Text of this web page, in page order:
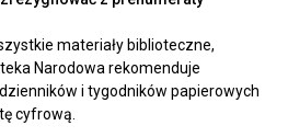
materiały biblioteczne,
Narodowa rekomenduje
i tygodników papierowych
cyfrową.